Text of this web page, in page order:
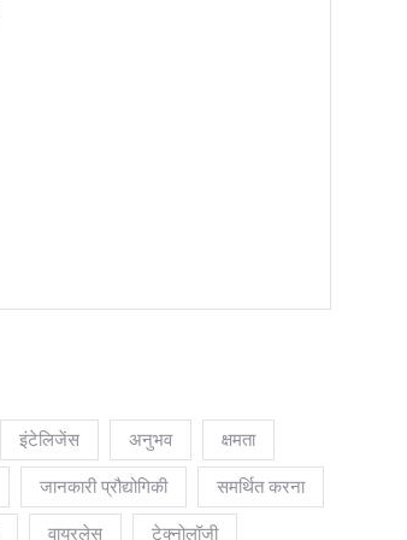
इंटेलिजेंस अनुभव क्षमता
जानकारी प्रौद्योगिकी समर्थित करना
वायरलेस टेक्नोलॉजी